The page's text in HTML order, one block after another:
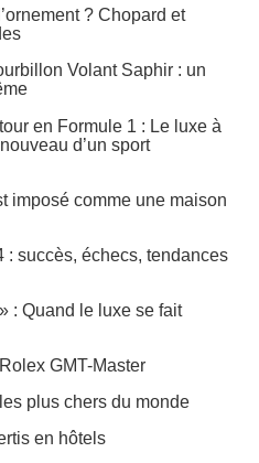
? Chopard et
Volant Saphir : un
en Formule 1 : Le luxe à
d’un sport
imposé comme une maison
: succès, échecs, tendances
: Quand le luxe se fait
GMT-Master
plus chers du monde
en hôtels